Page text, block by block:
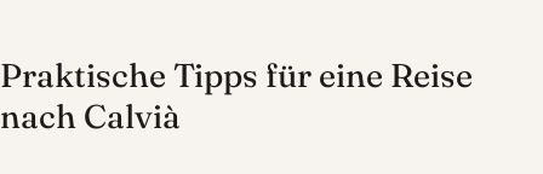
Praktische Tipps für eine Reise
nach Calvià